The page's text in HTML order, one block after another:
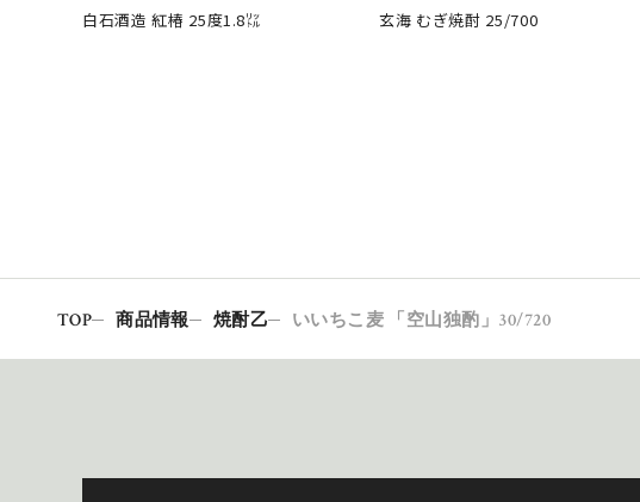
白石酒造 紅椿 25度1.8㍑ 玄海 むぎ焼酎 25/700
TOP 商品情報 焼酎乙 いいちこ麦 「空山独酌」30/720